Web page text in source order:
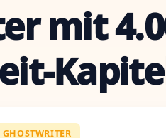
mit
GHOSTWRITER